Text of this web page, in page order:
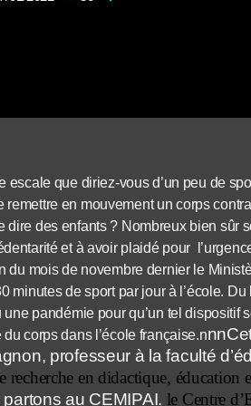
escale que diriez-vous d’un peu de
remettre en mouvement un corps
dire des enfants ? Nombreux bien sûr
et à avoir plaidé pour
du mois de novembre dernier le
minutes de sport par jour à l’école.
pandémie pour qu’un tel dispositif
corps dans l’école française.n
professeur à la faculté
recherche en didactique, éducation
au CEMIPAI. le Centre